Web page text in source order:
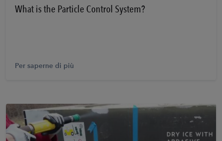
What is the Particle Control System?
Per saperne di più